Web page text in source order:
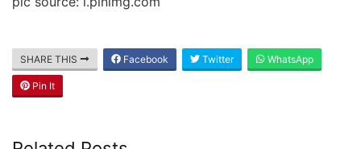
SHARE THIS Facebook Twitter WhatsApp
Pin It